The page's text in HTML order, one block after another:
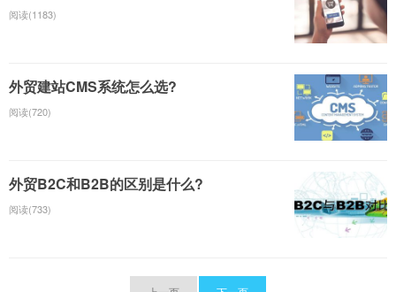
阅读(1183)
外贸建站CMS系统怎么选?
阅读(720)
外贸B2C和B2B的区别是什么?
阅读(733)